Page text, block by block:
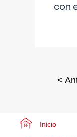
con
<
Inicio